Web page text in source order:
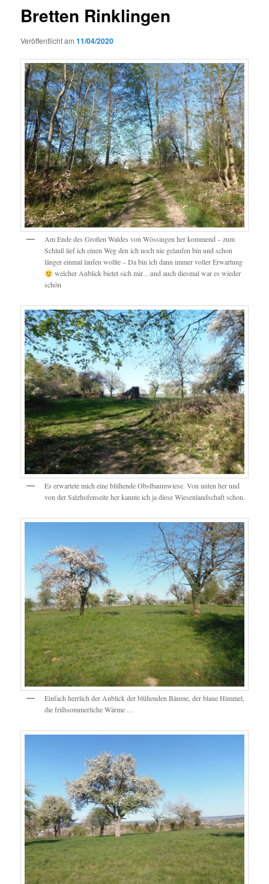
Bretten Rinklingen
Veröffentlicht am11/04/2020
Am Ende des Großen Waldes von Wössingen her kommend – zum
Schluß lief ich einen Weg den ich noch nie gelaufen bin und schon
länger einmal laufen wollte – Da bin ich dann immer voller Erwartung
welcher Anblick bietet sich mir…und auch diesmal war es wieder
schön
Es erwartete mich eine blühende Obstbaumwiese. Von unten her und
von der Salzhofenseite her kannte ich ja diese Wiesenlandschaft schon.
Einfach herrlich der Anblick der blühenden Bäume, der blaue Himmel,
die frühsommerliche Wärme …